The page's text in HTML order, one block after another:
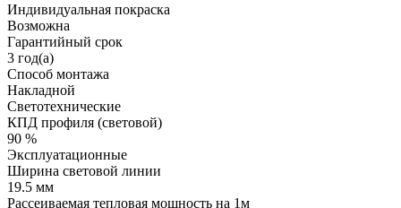
Индивидуальная покраска
Возможна
Гарантийный срок
3 год(а)
Способ монтажа
Накладной
Светотехнические
КПД профиля (cветовой)
90 %
Эксплуатационные
Ширина световой линии
19.5 мм
Рассеиваемая тепловая мощность на 1м